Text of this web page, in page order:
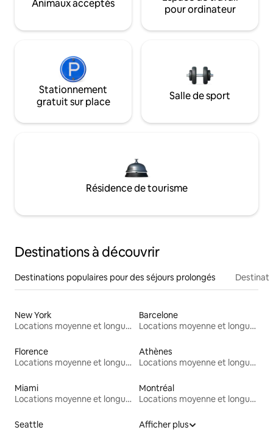
Animaux acceptés
pour ordinateur
Stationnement
gratuit sur place
Salle de sport
Résidence de tourisme
Destinations à découvrir
Destinations populaires pour des séjours prolongés
New York
Locations moyenne et longue durée
Barcelone
Locations moyenne et longue durée
Florence
Locations moyenne et longue durée
Athènes
Locations moyenne et longue durée
Miami
Locations moyenne et longue durée
Montréal
Locations moyenne et longue durée
Seattle Afficher plus